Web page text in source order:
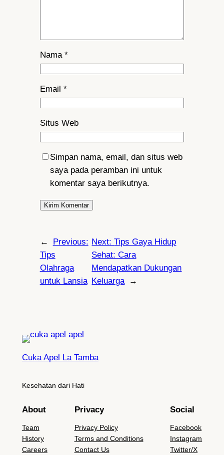
Nama *
Email *
Situs Web
Simpan nama, email, dan situs web
saya pada peramban ini untuk
komentar saya berikutnya.
←
Previous:
Tips
Olahraga
untuk Lansia
Next:Tips Gaya Hidup
Sehat: Cara
Mendapatkan Dukungan
Keluarga
→
Cuka Apel La Tamba
Kesehatan dari Hati
About
Team
History
Careers
Privacy
Privacy Policy
Terms and Conditions
Contact Us
Social
Facebook
Instagram
Twitter/X